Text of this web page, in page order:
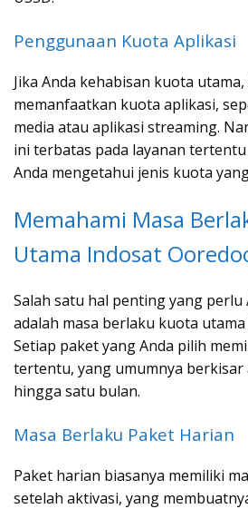
Penggunaan Kuota Aplikasi
Jika Anda kehabisan kuota
memanfaatkan kuota aplikasi,
media atau aplikasi streaming.
ini terbatas pada layanan
Anda mengetahui jenis kuota
Memahami Masa
Utama Indosat
Salah satu hal penting yang
adalah masa berlaku kuota
Setiap paket yang Anda pilih
tertentu, yang umumnya
hingga satu bulan.
Masa Berlaku Paket Harian
Paket harian biasanya memiliki
setelah aktivasi, yang